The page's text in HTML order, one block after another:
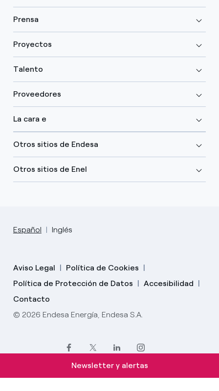
Prensa
Proyectos
Talento
Proveedores
La cara e
Otros sitios de Endesa
Otros sitios de Enel
Español Inglés
Aviso Legal
Política de Cookies
Política de Protección de Datos
Accesibilidad
Contacto
© 2026 Endesa Energía, Endesa S.A.
Newsletter y alertas